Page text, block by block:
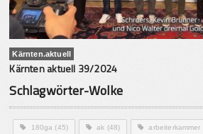
Kärnten.aktuell
Kärnten aktuell 39/2024
Schlagwörter-Wolke
180ga (45) ak (48) arbeiterkammer